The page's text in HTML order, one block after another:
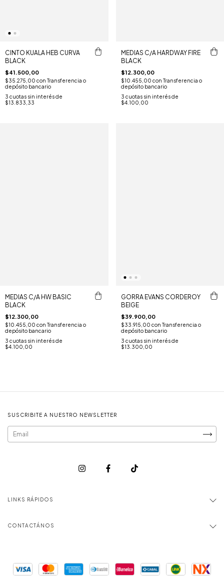
CINTO KUALA HEB CURVA
BLACK
$41.500,00
$35.275,00 con Transferencia o
depósito bancario
3 cuotas sin interés de
$13.833,33
MEDIAS C/A HARDWAY FIRE
BLACK
$12.300,00
$10.455,00 con Transferencia o
depósito bancario
3 cuotas sin interés de
$4.100,00
MEDIAS C/A HW BASIC
BLACK
$12.300,00
$10.455,00 con Transferencia o
depósito bancario
3 cuotas sin interés de
$4.100,00
GORRA EVANS CORDEROY
BEIGE
$39.900,00
$33.915,00 con Transferencia o
depósito bancario
3 cuotas sin interés de
$13.300,00
SUSCRIBITE A NUESTRO NEWSLETTER
LINKS RÁPIDOS
CONTACTÁNOS